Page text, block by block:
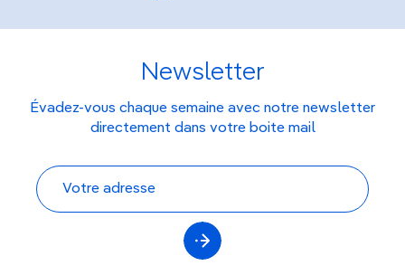
Newsletter
Évadez-vous chaque semaine avec notre newsletter
directement dans votre boite mail